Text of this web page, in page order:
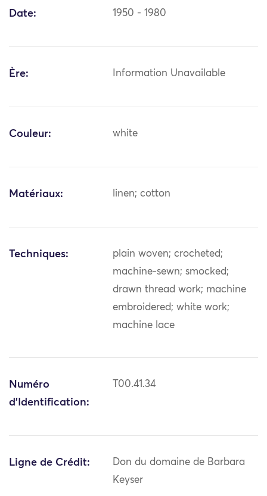
Date: 1950 - 1980
Ère: Information Unavailable
Couleur: white
Matériaux: linen; cotton
Techniques:
plain woven; crocheted;
machine-sewn; smocked;
drawn thread work; machine
embroidered; white work;
machine lace
Numéro
d'Identification:
T00.41.34
Ligne de Crédit:
Don du domaine de Barbara
Keyser